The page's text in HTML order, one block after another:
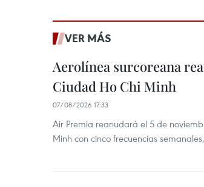
VER MÁS
Aerolínea surcoreana
Ciudad Ho Chi Minh
07/08/2026 17:33
Air Premia reanudará el 5 de
Minh con cinco frecuencias